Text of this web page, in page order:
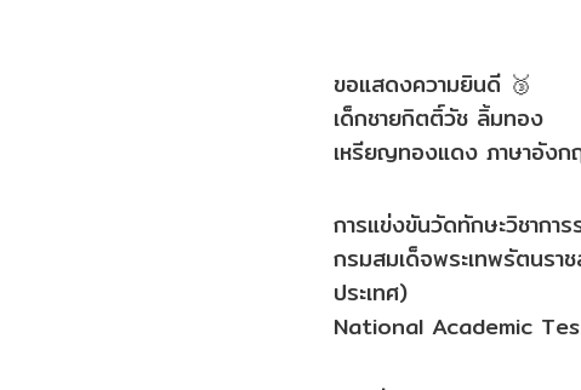
ขอแสดงความยินดี 🥉
เด็กชายกิตติ์วัช ลิ้มทอง
เหรียญทองแดง ภาษาอังก
การแข่งขันวัดทักษะวิชากา
กรมสมเด็จพระเทพรัตนร
ประเทศ)
National Academic